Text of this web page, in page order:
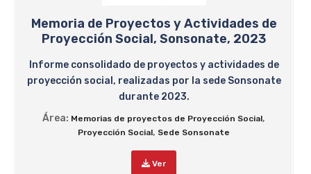
Memoria de Proyectos y Actividades de
Proyección Social, Sonsonate, 2023
Informe consolidado de proyectos y actividades de
proyección social, realizadas por la sede Sonsonate
durante 2023.
Área: Memorias de proyectos de Proyección Social,
Proyección Social, Sede Sonsonate
Ver